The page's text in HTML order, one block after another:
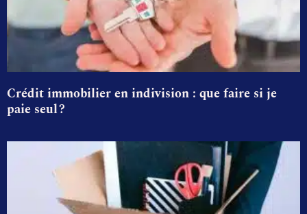
Crédit immobilier en indivision : que faire si je
paie seul ?